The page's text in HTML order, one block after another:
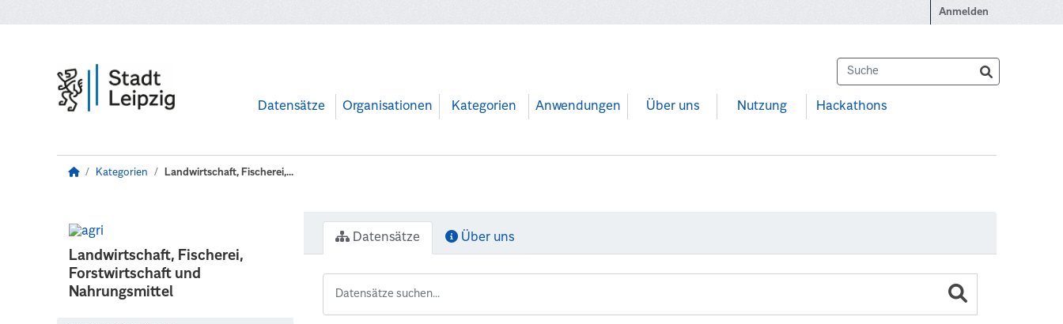
Anmelden
Datensätze Organisationen Kategorien Anwendungen Über uns Nutzung Hackathons
Kategorien Landwirtschaft, Fischerei,...
Landwirtschaft, Fischerei,
Forstwirtschaft und
Nahrungsmittel
Datensätze Über uns